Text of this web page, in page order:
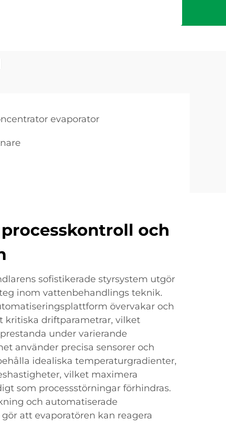
evaporator
och
sofistikerade styrsystem utgör
inom vattenbehandlings teknik.
övervakar och
kritiska driftparametrar, vilket
under varierande
använder precisa sensorer och
idealiska temperaturgradienter,
vilket maximera
som processstörningar förhindras.
och automatiserade
att evaporatören kan reagera